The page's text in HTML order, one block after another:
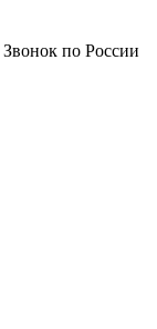
Звонок по России